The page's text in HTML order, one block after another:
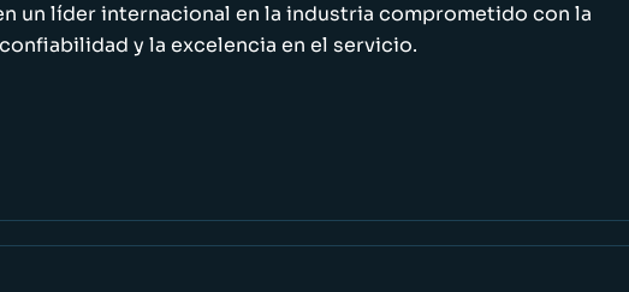
un líder internacional en la industria comprometido con la
y la excelencia en el servicio.